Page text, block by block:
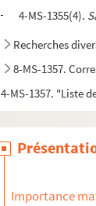
4-MS-1355(4).
Recherches
8-MS-1357.
4-MS-1357. "Liste
Importance